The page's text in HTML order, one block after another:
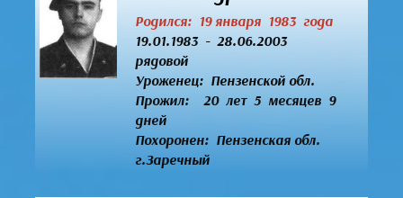
Родился: 19 января 1983 года
19.01.1983 - 28.06.2003
рядовой
Уроженец:Пензенской обл.
Прожил: 20 лет 5 месяцев 9
дней
Похоронен: Пензенская обл.
г.Заречный